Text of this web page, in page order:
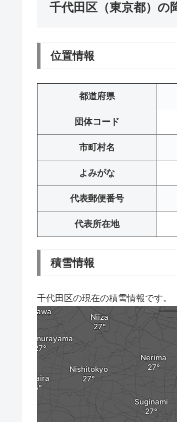
千代田区（東京都）の
位置情報
都道府県
団体コード
市町村名
よみがな
代表郵便番号
代表所在地
積雪情報
千代田区の現在の積雪情報です。